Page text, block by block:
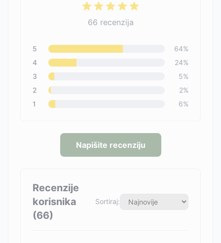
66 recenzija
5 64%
4
24%
3
5%
2
2%
1
6%
Napišite recenziju
Recenzije
korisnika
(66)
Sortiraj: